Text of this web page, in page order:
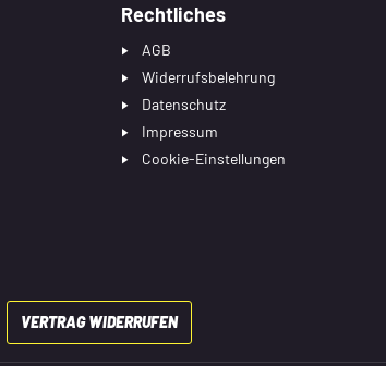
Rechtliches
AGB
Widerrufsbelehrung
Datenschutz
Impressum
Cookie-Einstellungen
VERTRAG WIDERRUFEN